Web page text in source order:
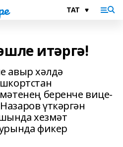
итәргә!
авыр хәлдә
беренче вице-
үткәргән
хезмәт
фикер